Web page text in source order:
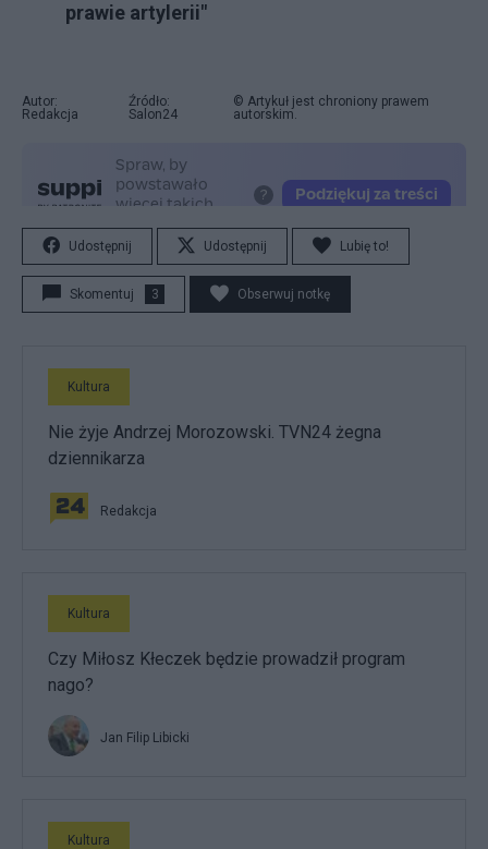
prawie artylerii"
Autor:
Redakcja
Źródło:
Salon24
© Artykuł jest chroniony prawem
autorskim.
Udostępnij Udostępnij Lubię to!
Skomentuj 3 Obserwuj notkę
Kultura
Nie żyje Andrzej Morozowski. TVN24 żegna
dziennikarza
Redakcja
Kultura
Czy Miłosz Kłeczek będzie prowadził program
nago?
Jan Filip Libicki
Kultura